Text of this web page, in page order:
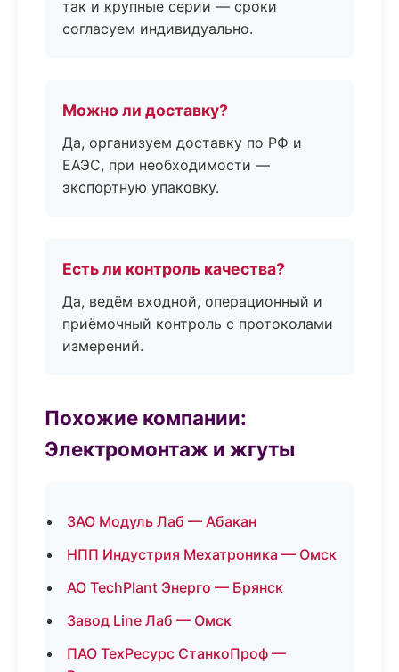
так и крупные серии — сроки
согласуем индивидуально.
Можно ли доставку?
Да, организуем доставку по РФ и
ЕАЭС, при необходимости —
экспортную упаковку.
Есть ли контроль качества?
Да, ведём входной, операционный и
приёмочный контроль с протоколами
измерений.
Похожие компании:
Электромонтаж и жгуты
ЗАО Модуль Лаб — Абакан
НПП Индустрия Мехатроника — Омск
АО TechPlant Энерго — Брянск
Завод Line Лаб — Омск
ПАО ТехРесурс СтанкоПроф —